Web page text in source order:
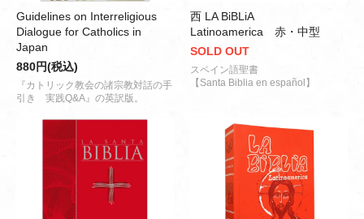
Guidelines on Interreligious
Dialogue for Catholics in
Japan
880円(税込)
『カトリック教会の諸宗教対話の手
引き 実践Q&A』の英訳版。
西 LA BiBLiA
Latinoamerica 赤・中型
SOLD OUT
スペイン語聖書
【Santa Biblia en español】